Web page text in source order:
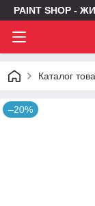
PAINT SHOP -
Каталог
–20%